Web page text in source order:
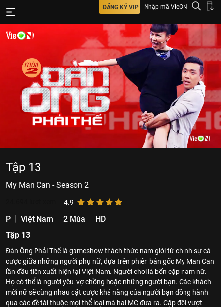
ĐĂNG KÝ VIP Nhập mã VieON
Tập 13
My Man Can - Season 2
4.9
P Việt Nam 2 Mùa
HD
Tập 13
Đàn Ông Phải Thế là gameshow thách thức nam giới từ chính sự cá
cược giữa những người phụ nữ, dựa trên phiên bản gốc My Man Can
lần đầu tiên xuất hiện tại Việt Nam. Người chơi là bốn cặp nam nữ.
Họ có thể là người yêu, vợ chồng hoặc những người bạn. Các khách
mời nữ sẽ cùng nhau đặt cược khả năng của người bạn đồng hành
qua các đề tài thuộc mọi thể loại mà hai MC đưa ra. Cặp đôi vượt